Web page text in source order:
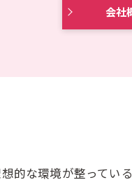
会社
的な環境が整って